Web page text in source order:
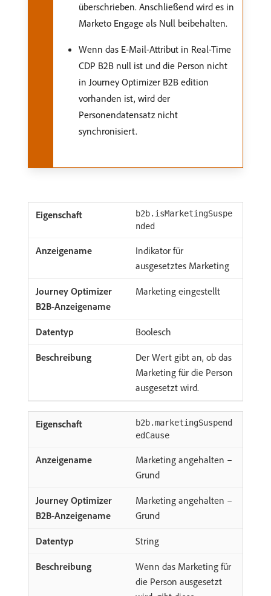
überschrieben. Anschließend wird es in
Marketo Engage als Null beibehalten.
Wenn das E-Mail-Attribut in Real-Time
CDP B2B null ist und die Person nicht
in Journey Optimizer B2B edition
vorhanden ist, wird der
Personendatensatz nicht
synchronisiert.
b2b.isMarketingSuspe
nded
Indikator für
ausgesetztes Marketing
Marketing eingestellt
Boolesch
Der Wert gibt an, ob das
Marketing für die Person
ausgesetzt wird.
b2b.marketingSuspend
edCause
Marketing angehalten –
Grund
Marketing angehalten –
Grund
String
Wenn das Marketing für
die Person ausgesetzt